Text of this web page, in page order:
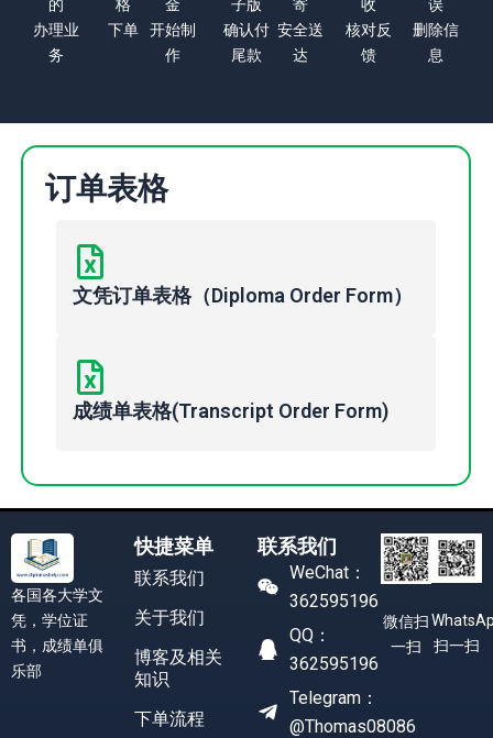
的
办理业
务
格
下单
金
开始制
作
子版
确认付
尾款
寄
安全送
达
收
核对反
馈
误
删除信
息
订单表格
文凭订单表格（Diploma Order Form）
成绩单表格(Transcript Order Form)
各国各大学文
凭，学位证
书，成绩单俱
乐部
快捷菜单
联系我们
关于我们
博客及相关
知识
下单流程
联系我们
WeChat：
362595196
QQ：
362595196
Telegram：
@Thomas08086
微信扫
一扫
扫一扫